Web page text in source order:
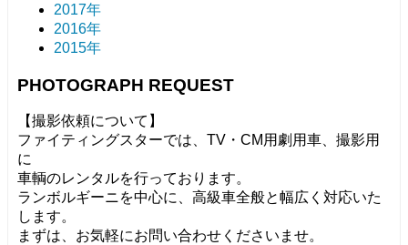
2017年
2016年
2015年
PHOTOGRAPH REQUEST
【撮影依頼について】
ファイティングスターでは、TV・CM用劇用車、撮影用
に
車輌のレンタルを行っております。
ランボルギーニを中心に、高級車全般と幅広く対応いた
します。
まずは、お気軽にお問い合わせくださいませ。